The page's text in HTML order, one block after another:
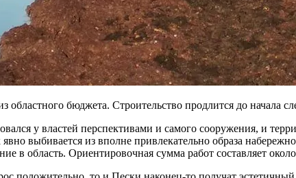
областного бюджета. Строительство продлится до начала
у властей перспективами и самого сооружения, и
выбивается из вполне привлекательно образа
в область. Ориентировочная сумма работ составляет